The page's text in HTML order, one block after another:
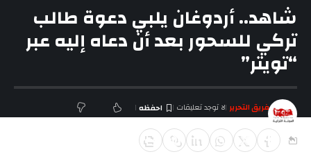
شاهد.. أردوغان يلبي دعوة طالب
تركي للسحور بعد أن دعاه إليه عبر
“تويتر”
آخر تحديث ديسمبر 16, 2025 6:44 م
فريق التحرير لا توجد تعليقات